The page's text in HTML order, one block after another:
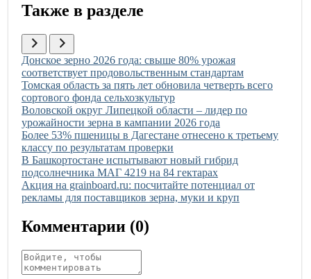
Также в разделе
Иллюстрация новости
Донское зерно 2026 года: свыше 80% урожая
соответствует продовольственным стандартам
Иллюстрация новости
Томская область за пять лет обновила четверть всего
сортового фонда сельхозкультур
Иллюстрация новости
Воловской округ Липецкой области – лидер по
урожайности зерна в кампании 2026 года
Иллюстрация новости
Более 53% пшеницы в Дагестане отнесено к третьему
классу по результатам проверки
Иллюстрация новости
В Башкортостане испытывают новый гибрид
подсолнечника МАГ 4219 на 84 гектарах
Иллюстрация новости
Акция на grainboard.ru: посчитайте потенциал от
рекламы для поставщиков зерна, муки и круп
Комментарии (0)